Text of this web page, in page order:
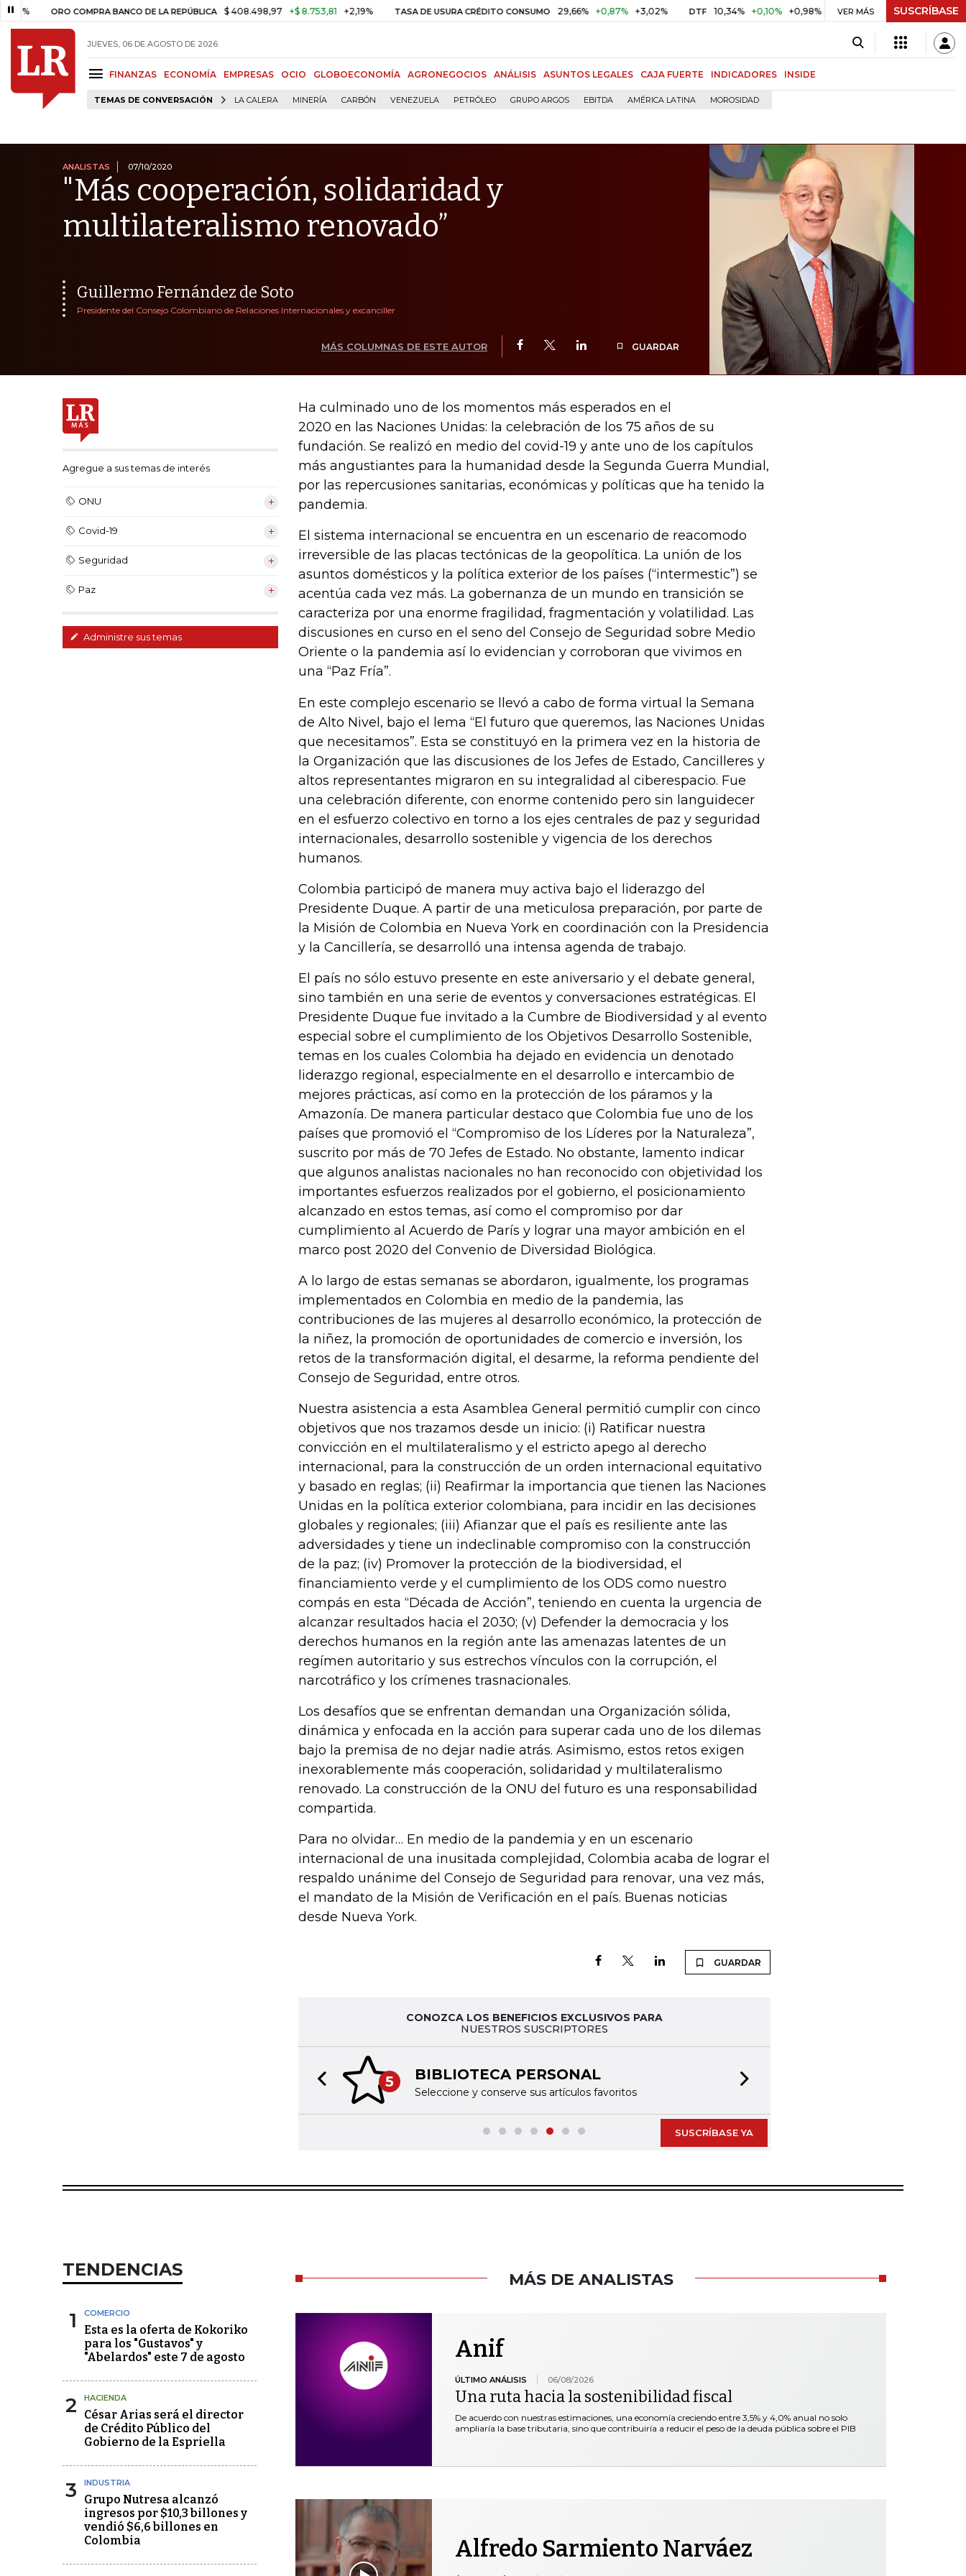
ORO COMPRA BANCO DE LA REPÚBLICA $ 408.498,97 +$ 8.753,81 +2,19% TASA DE USURA CRÉDITO CONSUMO 29,66% +0,87% +3,02% DTF 10,34% +0,10% +0,98% UVR $ 416,86 +$ 0,05 +0,01%
VER MÁS SUSCRÍBASE
JUEVES, 06 DE AGOSTO DE 2026
FINANZAS ECONOMÍA EMPRESAS OCIO GLOBOECONOMÍA AGRONEGOCIOS ANÁLISIS ASUNTOS LEGALES CAJA FUERTE INDICADORES INSIDE
TEMAS DE CONVERSACIÓN LA CALERA MINERÍA CARBÓN VENEZUELA PETRÓLEO GRUPO ARGOS EBITDA AMÉRICA LATINA MOROSIDAD
ANALISTAS 07/10/2020
"Más cooperación, solidaridad y
multilateralismo renovado”
Guillermo Fernández de Soto
Presidente del Consejo Colombiano de Relaciones Internacionales y excanciller
MÁS COLUMNAS DE ESTE AUTOR GUARDAR
Agregue a sus temas de interés
ONU
Covid-19
Seguridad
Paz
Administre sus temas
Ha culminado uno de los momentos más esperados en el
2020 en las Naciones Unidas: la celebración de los 75 años de su
fundación. Se realizó en medio del covid-19 y ante uno de los capítulos
más angustiantes para la humanidad desde la Segunda Guerra Mundial,
por las repercusiones sanitarias, económicas y políticas que ha tenido la
pandemia.
El sistema internacional se encuentra en un escenario de reacomodo
irreversible de las placas tectónicas de la geopolítica. La unión de los
asuntos domésticos y la política exterior de los países (“intermestic”) se
acentúa cada vez más. La gobernanza de un mundo en transición se
caracteriza por una enorme fragilidad, fragmentación y volatilidad. Las
discusiones en curso en el seno del Consejo de Seguridad sobre Medio
Oriente o la pandemia así lo evidencian y corroboran que vivimos en
una “Paz Fría”.
En este complejo escenario se llevó a cabo de forma virtual la Semana
de Alto Nivel, bajo el lema “El futuro que queremos, las Naciones Unidas
que necesitamos”. Esta se constituyó en la primera vez en la historia de
la Organización que las discusiones de los Jefes de Estado, Cancilleres y
altos representantes migraron en su integralidad al ciberespacio. Fue
una celebración diferente, con enorme contenido pero sin languidecer
en el esfuerzo colectivo en torno a los ejes centrales de paz y seguridad
internacionales, desarrollo sostenible y vigencia de los derechos
humanos.
Colombia participó de manera muy activa bajo el liderazgo del
Presidente Duque. A partir de una meticulosa preparación, por parte de
la Misión de Colombia en Nueva York en coordinación con la Presidencia
y la Cancillería, se desarrolló una intensa agenda de trabajo.
El país no sólo estuvo presente en este aniversario y el debate general,
sino también en una serie de eventos y conversaciones estratégicas. El
Presidente Duque fue invitado a la Cumbre de Biodiversidad y al evento
especial sobre el cumplimiento de los Objetivos Desarrollo Sostenible,
temas en los cuales Colombia ha dejado en evidencia un denotado
liderazgo regional, especialmente en el desarrollo e intercambio de
mejores prácticas, así como en la protección de los páramos y la
Amazonía. De manera particular destaco que Colombia fue uno de los
países que promovió el “Compromiso de los Líderes por la Naturaleza”,
suscrito por más de 70 Jefes de Estado. No obstante, lamento indicar
que algunos analistas nacionales no han reconocido con objetividad los
importantes esfuerzos realizados por el gobierno, el posicionamiento
alcanzado en estos temas, así como el compromiso por dar
cumplimiento al Acuerdo de París y lograr una mayor ambición en el
marco post 2020 del Convenio de Diversidad Biológica.
A lo largo de estas semanas se abordaron, igualmente, los programas
implementados en Colombia en medio de la pandemia, las
contribuciones de las mujeres al desarrollo económico, la protección de
la niñez, la promoción de oportunidades de comercio e inversión, los
retos de la transformación digital, el desarme, la reforma pendiente del
Consejo de Seguridad, entre otros.
Nuestra asistencia a esta Asamblea General permitió cumplir con cinco
objetivos que nos trazamos desde un inicio: (i) Ratificar nuestra
convicción en el multilateralismo y el estricto apego al derecho
internacional, para la construcción de un orden internacional equitativo
y basado en reglas; (ii) Reafirmar la importancia que tienen las Naciones
Unidas en la política exterior colombiana, para incidir en las decisiones
globales y regionales; (iii) Afianzar que el país es resiliente ante las
adversidades y tiene un indeclinable compromiso con la construcción
de la paz; (iv) Promover la protección de la biodiversidad, el
financiamiento verde y el cumplimiento de los ODS como nuestro
compás en esta “Década de Acción”, teniendo en cuenta la urgencia de
alcanzar resultados hacia el 2030; (v) Defender la democracia y los
derechos humanos en la región ante las amenazas latentes de un
regímen autoritario y sus estrechos vínculos con la corrupción, el
narcotráfico y los crímenes trasnacionales.
Los desafíos que se enfrentan demandan una Organización sólida,
dinámica y enfocada en la acción para superar cada uno de los dilemas
bajo la premisa de no dejar nadie atrás. Asimismo, estos retos exigen
inexorablemente más cooperación, solidaridad y multilateralismo
renovado. La construcción de la ONU del futuro es una responsabilidad
compartida.
Para no olvidar… En medio de la pandemia y en un escenario
internacional de una inusitada complejidad, Colombia acaba de lograr el
respaldo unánime del Consejo de Seguridad para renovar, una vez más,
el mandato de la Misión de Verificación en el país. Buenas noticias
desde Nueva York.
GUARDAR
CONOZCA LOS BENEFICIOS EXCLUSIVOS PARA
NUESTROS SUSCRIPTORES
5 BIBLIOTECA PERSONAL
Seleccione y conserve sus artículos favoritos
Previous slide
SUSCRÍBASE YA
TENDENCIAS
1 COMERCIO
Esta es la oferta de Kokoriko
para los "Gustavos" y
"Abelardos" este 7 de agosto
2 HACIENDA
César Arias será el director
de Crédito Público del
Gobierno de la Espriella
3 INDUSTRIA
Grupo Nutresa alcanzó
ingresos por $10,3 billones y
vendió $6,6 billones en
Colombia
MÁS DE ANALISTAS
Anif
ÚLTIMO ANÁLISIS 06/08/2026
Una ruta hacia la sostenibilidad fiscal
De acuerdo con nuestras estimaciones, una economía creciendo entre 3,5% y 4,0% anual no solo
ampliaría la base tributaria, sino que contribuiría a reducir el peso de la deuda pública sobre el PIB
Alfredo Sarmiento Narváez